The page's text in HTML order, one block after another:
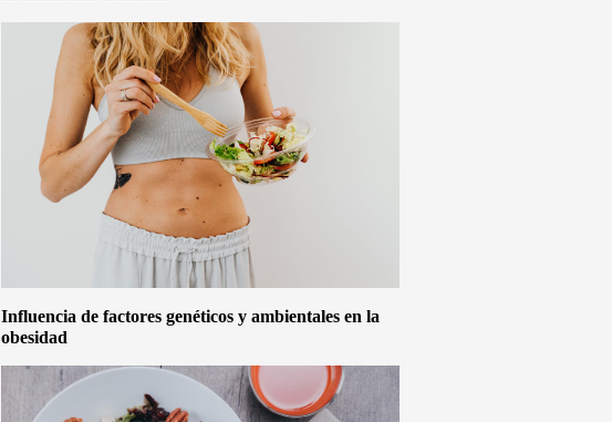
Influencia de factores genéticos y ambientales en la
obesidad